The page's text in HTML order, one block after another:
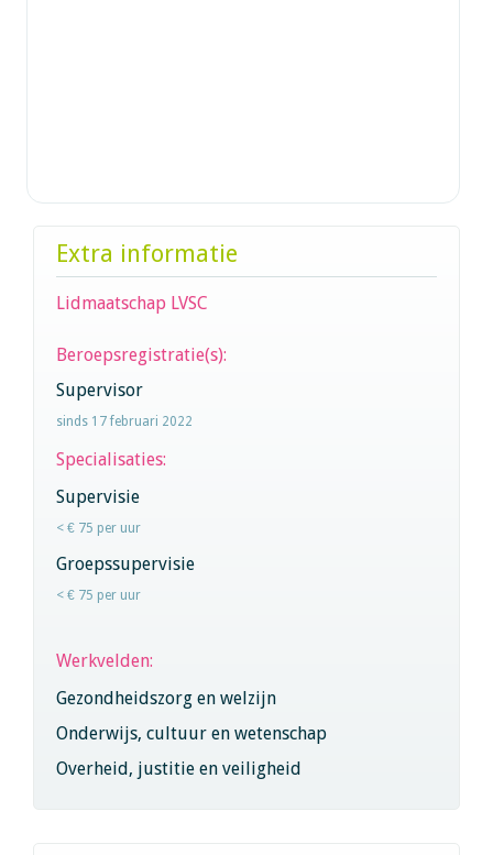
Extra informatie
Lidmaatschap LVSC
Beroepsregistratie(s):
Supervisor
sinds 17 februari 2022
Specialisaties:
Supervisie
< € 75 per uur
Groepssupervisie
< € 75 per uur
Werkvelden:
Gezondheidszorg en welzijn
Onderwijs, cultuur en wetenschap
Overheid, justitie en veiligheid